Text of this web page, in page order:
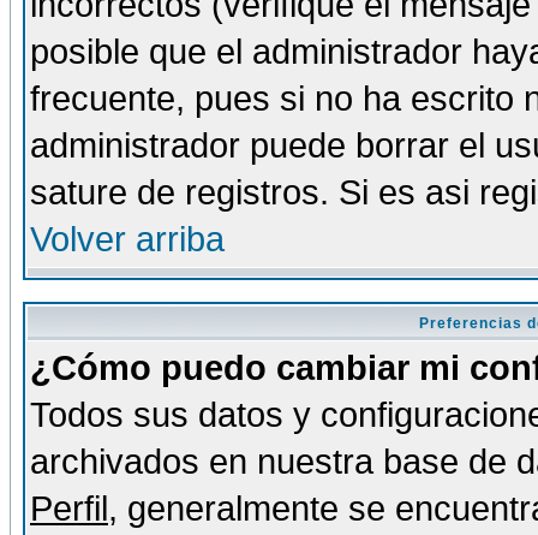
posible que el administrador
frecuente, pues si no ha escrito
administrador puede borrar el
sature de registros. Si es asi
Volver arriba
Preferencias
¿Cómo puedo cambiar mi
Todos sus datos y
archivados en nuestra base de
Perfil, generalmente se